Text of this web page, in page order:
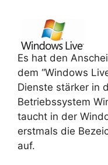
Es hat den
dem “Windows
Dienste stärker in
Betriebssystem
taucht in der
erstmals die
auf.